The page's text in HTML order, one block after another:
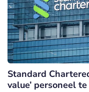
Standard
value’ personeel